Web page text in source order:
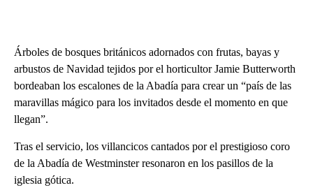
Árboles de bosques británicos adornados con frutas, bayas y
arbustos de Navidad tejidos por el horticultor Jamie Butterworth
bordeaban los escalones de la Abadía para crear un “país de las
maravillas mágico para los invitados desde el momento en que
llegan”.
Tras el servicio, los villancicos cantados por el prestigioso coro
de la Abadía de Westminster resonaron en los pasillos de la
iglesia gótica.